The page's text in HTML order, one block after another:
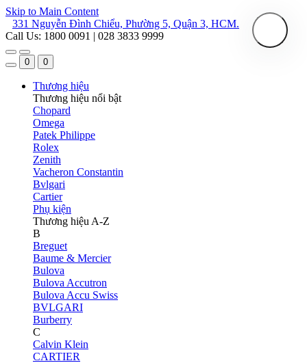
Skip to Main Content
331 Nguyễn Đình Chiểu, Phường 5, Quận 3, HCM.
Call Us: 1800 0091 | 028 3833 9999
0 0
Thương hiệu
Thương hiệu nổi bật
Chopard
Omega
Patek Philippe
Rolex
Zenith
Vacheron Constantin
Bvlgari
Cartier
Phụ kiện
Thương hiệu A-Z
B
Breguet
Baume & Mercier
Bulova
Bulova Accutron
Bulova Accu Swiss
BVLGARI
Burberry
C
Calvin Klein
CARTIER